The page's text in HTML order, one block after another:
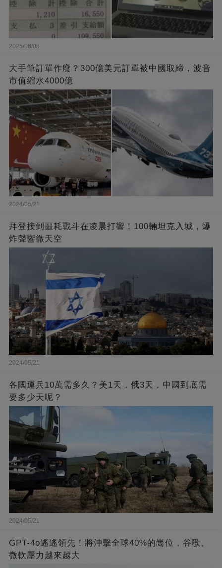
2025/08/08
大手筆訂單作廢？300億美元訂單被中國取締，波音
市值縮水4000億
2024/05/21
拜登接到噩耗戰斗在凌晨打響！100輛坦克入城，爆
炸聲響徹天空
2024/05/21
各國運兵10萬需多久？美1天，俄3天，中國到底需
要多少天呢？
2024/05/21
GPT-4o遙遙領先！將沖擊全球40%的崗位，谷歌、
微軟壓力越來越大